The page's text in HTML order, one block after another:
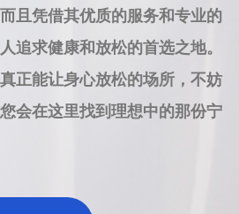
且凭借其优质的服务和专业的
追求健康和放松的首选之地。
正能让身心放松的场所，不妨
会在这里找到理想中的那份宁